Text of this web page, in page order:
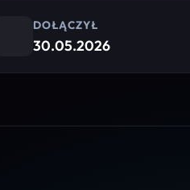
DOŁĄCZYŁ
30.05.2026